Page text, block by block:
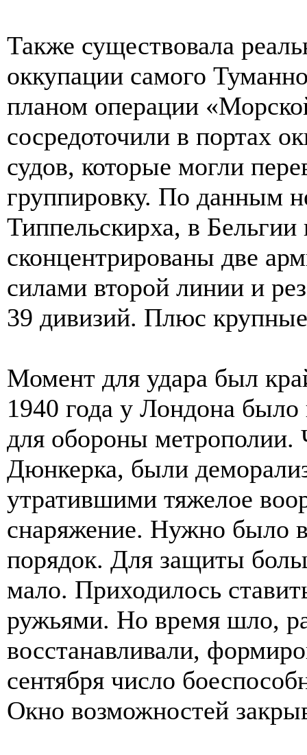
Также существовала
оккупации самого
планом операции
сосредоточили в портах
судов, которые могли
группировку. По данным
Типпельскирха, в
сконцентрированы две
силами второй линии и
39 дивизий. Плюс
Момент для удара был
1940 года у Лондона
для обороны метрополии.
Дюнкерка, были
утратившими тяжелое
снаряжение. Нужно было
порядок. Для защиты
мало. Приходилось
ружьями. Но время шло,
восстанавливали,
сентября число
Окно возможностей